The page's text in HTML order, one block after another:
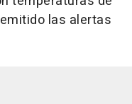
las alertas